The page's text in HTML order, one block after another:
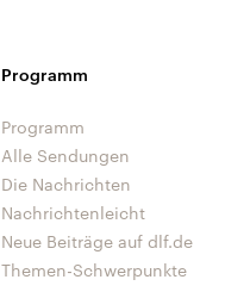
Programm
Programm
Alle Sendungen
Die Nachrichten
Nachrichtenleicht
Neue Beiträge auf dlf.de
Themen-Schwerpunkte